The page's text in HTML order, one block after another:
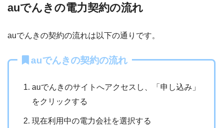
auでんきの電力契約の流れ
auでんきの契約の流れは以下の通りです。
auでんきの契約の流れ
auでんきのサイトへアクセスし、「申し込み」
をクリックする
現在利用中の電力会社を選択する